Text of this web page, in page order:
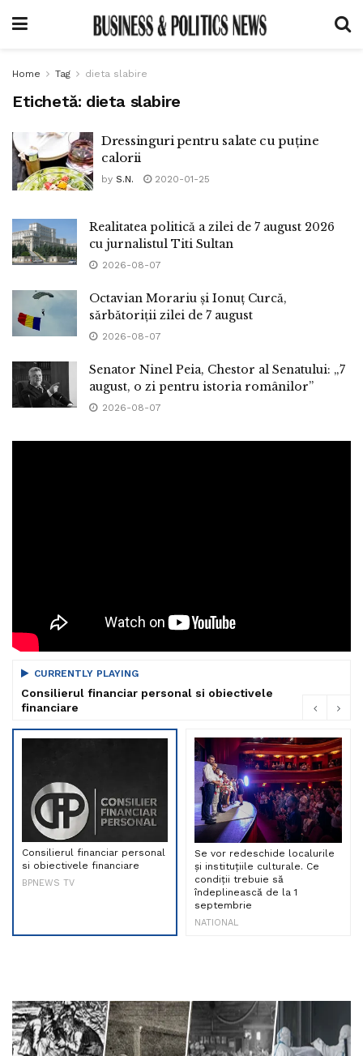
Home Tag dieta slabire
Etichetă: dieta slabire
Dressinguri pentru salate cu puține
calorii
by S.N. 2020-01-25
Realitatea politică a zilei de 7 august 2026
cu jurnalistul Titi Sultan
2026-08-07
Octavian Morariu și Ionuț Curcă,
sărbătoriții zilei de 7 august
2026-08-07
Senator Ninel Peia, Chestor al Senatului: „7
august, o zi pentru istoria românilor”
2026-08-07
CURRENTLY PLAYING
Consilierul financiar personal si obiectivele
financiare
Consilierul financiar personal
si obiectivele financiare
BPNEWS TV
Se vor redeschide localurile
și instituțiile culturale. Ce
condiții trebuie să
îndeplinească de la 1
septembrie
NATIONAL